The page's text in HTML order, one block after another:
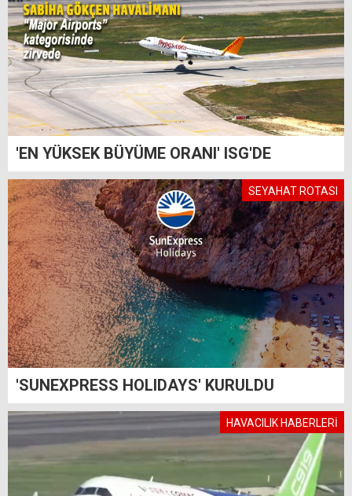
'EN YÜKSEK BÜYÜME ORANI' ISG'DE
SEYAHAT ROTASI
'SUNEXPRESS HOLIDAYS' KURULDU
HAVACILIK HABERLERİ